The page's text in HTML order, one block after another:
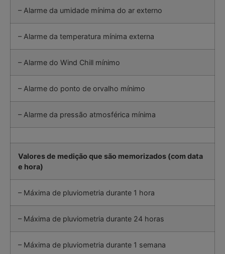
– Alarme da umidade mínima do ar externo
– Alarme da temperatura mínima externa
– Alarme do Wind Chill mínimo
– Alarme do ponto de orvalho mínimo
– Alarme da pressão atmosférica mínima
Valores de medição que são memorizados (com data
e hora)
– Máxima de pluviometria durante 1 hora
– Máxima de pluviometria durante 24 horas
– Máxima de pluviometria durante 1 semana